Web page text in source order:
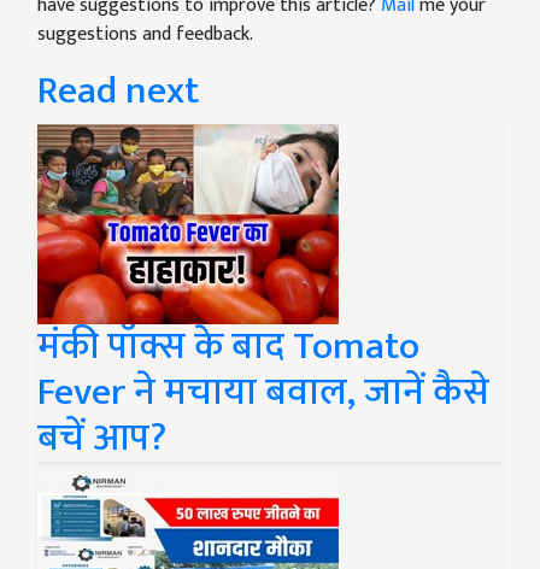
suggestions and feedback.
Read next
मंकी पॉक्स के बाद Tomato
Fever ने मचाया बवाल, जानें कैसे
बचें आप?